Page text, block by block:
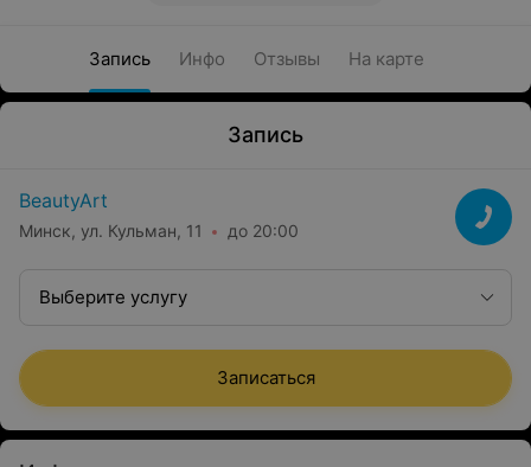
Запись Инфо Отзывы На карте
Запись
BeautyArt
Минск, ул. Кульман, 11 до 20:00
Выберите услугу
Записаться